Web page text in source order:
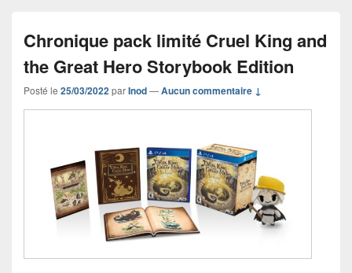
Chronique pack limité Cruel King and
the Great Hero Storybook Edition
Posté le 25/03/2022parInod—Aucun commentaire ↓